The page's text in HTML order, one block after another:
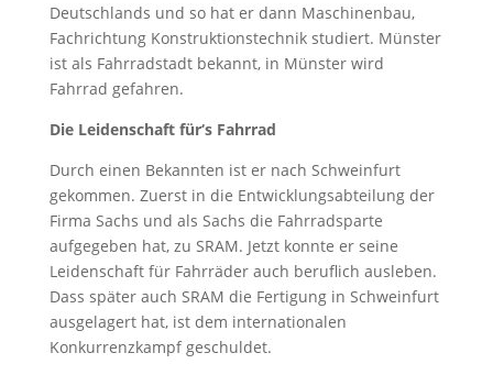
Deutschlands und so hat er dann Maschinenbau,
Fachrichtung Konstruktionstechnik studiert. Münster
ist als Fahrradstadt bekannt, in Münster wird
Fahrrad gefahren.
Die Leidenschaft für‘s Fahrrad
Durch einen Bekannten ist er nach Schweinfurt
gekommen. Zuerst in die Entwicklungsabteilung der
Firma Sachs und als Sachs die Fahrradsparte
aufgegeben hat, zu SRAM. Jetzt konnte er seine
Leidenschaft für Fahrräder auch beruflich ausleben.
Dass später auch SRAM die Fertigung in Schweinfurt
ausgelagert hat, ist dem internationalen
Konkurrenzkampf geschuldet.